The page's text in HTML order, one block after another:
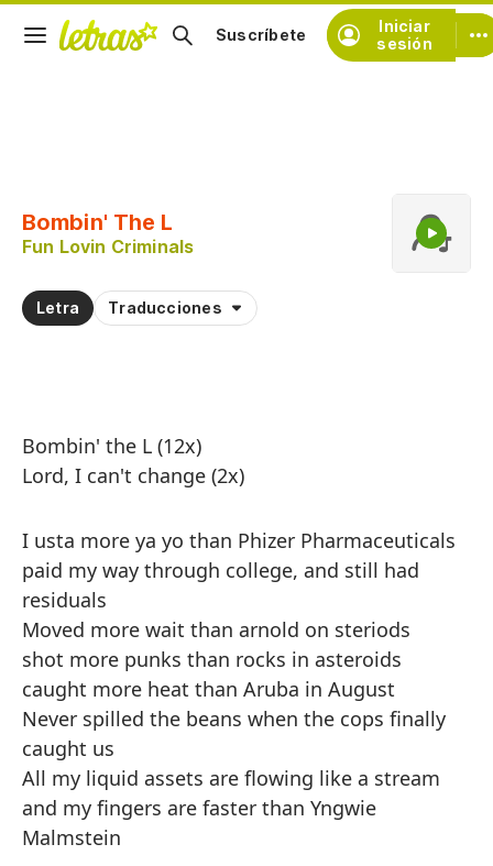
Iniciar
sesión
Suscríbete
Bombin' The L
Fun Lovin Criminals
Letra Traducciones
Bombin' the L (12x)
Lord, I can't change (2x)
I usta more ya yo than Phizer Pharmaceuticals
paid my way through college, and still had
residuals
Moved more wait than arnold on steriods
shot more punks than rocks in asteroids
caught more heat than Aruba in August
Never spilled the beans when the cops finally
caught us
All my liquid assets are flowing like a stream
and my fingers are faster than Yngwie
Malmstein
Practicar la pronunciación de